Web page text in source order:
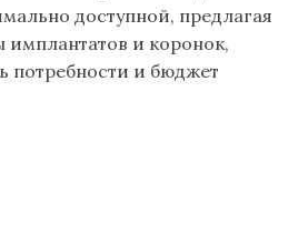
доступной, предлагая
имплантатов и коронок,
потребности и бюджет